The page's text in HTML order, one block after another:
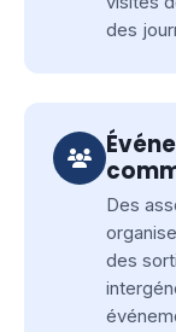
des
Des
des